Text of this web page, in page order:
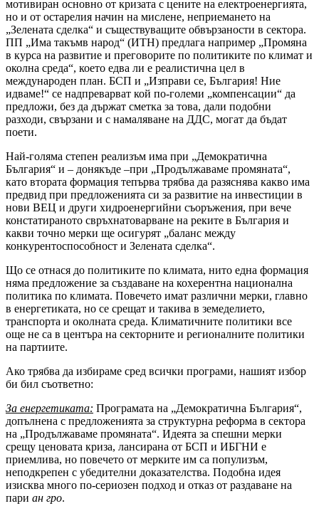
мотивиран основно от кризата с цените на електроенергията,
но и от остарелия начин на мислене, неприемането на
„Зелената сделка“ и съществуващите обвързаности в сектора.
ПП „Има такъмв народ“ (ИТН) предлага например „Промяна
в курса на развитие и преговорите по политиките по климат и
околна среда“, което едва ли е реалистична цел в
международен план. БСП и „Изправи се, България! Ние
идваме!“ се надпреварват кой по-големи „компенсации“ да
предложи, без да държат сметка за това, дали подобни
разходи, свързани и с намаляване на ДДС, могат да бъдат
поети.
Най-голяма степен реализъм има при „Демократична
България“ и – донякъде –при „Продължаваме промяната“,
като втората формация тепърва трябва да разяснява какво има
предвид при предложенията си за развитие на инвестиции в
нови ВЕЦ и други хидроенергийни съоръжения, при вече
констатираното свръхнатоварване на реките в България и
какви точно мерки ще осигурят „баланс между
конкурентоспособност и Зелената сделка“.
Що се отнася до политиките по климата, нито една формация
няма предложение за създаване на кохерентна национална
политика по климата. Повечето имат различни мерки, главно
в енергетиката, но се срещат и такива в земеделието,
транспорта и околната среда. Климатичните политики все
още не са в центъра на секторните и регионалните политики
на партиите.
Ако трябва да избираме сред всички програми, нашият избор
би бил съответно:
За енергетиката: Програмата на „Демократична България“,
допълнена с предложенията за структурна реформа в сектора
на „Продължаваме промяната“. Идеята за спешни мерки
срещу ценовата криза, лансирана от БСП и ИБГНИ е
приемлива, но повечето от мерките им са популизъм,
неподкрепен с убедителни доказателства. Подобна идея
изисква много по-сериозен подход и отказ от раздаване на
пари ан гро.